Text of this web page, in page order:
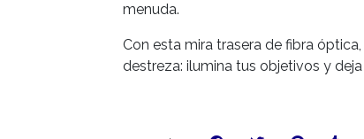
menuda.
Con esta mira trasera de fibra
destreza: ilumina tus objetivos y